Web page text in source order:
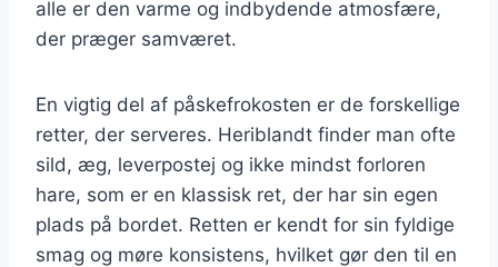
alle er den varme og indbydende atmosfære,
der præger samværet.
En vigtig del af påskefrokosten er de forskellige
retter, der serveres. Heriblandt finder man ofte
sild, æg, leverpostej og ikke mindst forloren
hare, som er en klassisk ret, der har sin egen
plads på bordet. Retten er kendt for sin fyldige
smag og møre konsistens, hvilket gør den til en